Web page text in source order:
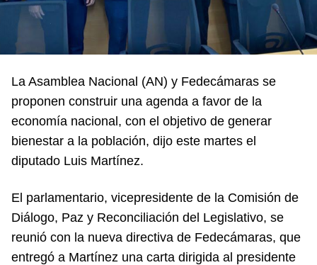
La Asamblea Nacional (AN) y Fedecámaras se
proponen construir una agenda a favor de la
economía nacional, con el objetivo de generar
bienestar a la población, dijo este martes el
diputado Luis Martínez.
El parlamentario, vicepresidente de la Comisión de
Diálogo, Paz y Reconciliación del Legislativo, se
reunió con la nueva directiva de Fedecámaras, que
entregó a Martínez una carta dirigida al presidente